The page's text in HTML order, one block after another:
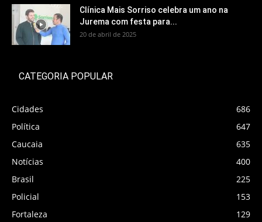
Clínica Mais Sorriso celebra um ano na
Jurema com festa para...
20 de abril de 2025
CATEGORIA POPULAR
Cidades
686
Política
647
Caucaia
635
Notícias
400
Brasil
225
Policial
153
Fortaleza
129